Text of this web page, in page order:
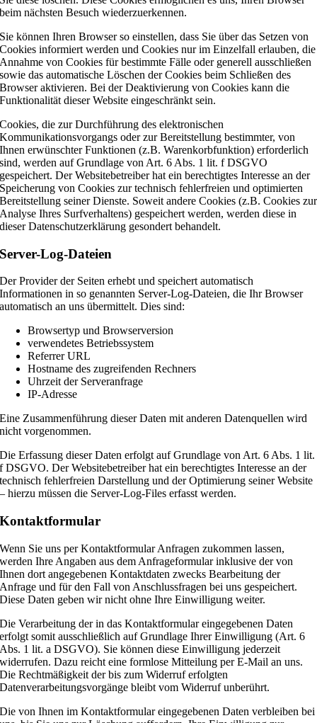
beim nächsten Besuch wiederzuerkennen.
Sie können Ihren Browser so einstellen, dass Sie über das Setzen von
Cookies informiert werden und Cookies nur im Einzelfall erlauben, die
Annahme von Cookies für bestimmte Fälle oder generell ausschließen
sowie das automatische Löschen der Cookies beim Schließen des
Browser aktivieren. Bei der Deaktivierung von Cookies kann die
Funktionalität dieser Website eingeschränkt sein.
Cookies, die zur Durchführung des elektronischen
Kommunikationsvorgangs oder zur Bereitstellung bestimmter, von
Ihnen erwünschter Funktionen (z.B. Warenkorbfunktion) erforderlich
sind, werden auf Grundlage von Art. 6 Abs. 1 lit. f DSGVO
gespeichert. Der Websitebetreiber hat ein berechtigtes Interesse an der
Speicherung von Cookies zur technisch fehlerfreien und optimierten
Bereitstellung seiner Dienste. Soweit andere Cookies (z.B. Cookies zur
Analyse Ihres Surfverhaltens) gespeichert werden, werden diese in
dieser Datenschutzerklärung gesondert behandelt.
Server-Log-Dateien
Der Provider der Seiten erhebt und speichert automatisch
Informationen in so genannten Server-Log-Dateien, die Ihr Browser
automatisch an uns übermittelt. Dies sind:
Browsertyp und Browserversion
verwendetes Betriebssystem
Referrer URL
Hostname des zugreifenden Rechners
Uhrzeit der Serveranfrage
IP-Adresse
Eine Zusammenführung dieser Daten mit anderen Datenquellen wird
nicht vorgenommen.
Die Erfassung dieser Daten erfolgt auf Grundlage von Art. 6 Abs. 1 lit.
f DSGVO. Der Websitebetreiber hat ein berechtigtes Interesse an der
technisch fehlerfreien Darstellung und der Optimierung seiner Website
– hierzu müssen die Server-Log-Files erfasst werden.
Kontaktformular
Wenn Sie uns per Kontaktformular Anfragen zukommen lassen,
werden Ihre Angaben aus dem Anfrageformular inklusive der von
Ihnen dort angegebenen Kontaktdaten zwecks Bearbeitung der
Anfrage und für den Fall von Anschlussfragen bei uns gespeichert.
Diese Daten geben wir nicht ohne Ihre Einwilligung weiter.
Die Verarbeitung der in das Kontaktformular eingegebenen Daten
erfolgt somit ausschließlich auf Grundlage Ihrer Einwilligung (Art. 6
Abs. 1 lit. a DSGVO). Sie können diese Einwilligung jederzeit
widerrufen. Dazu reicht eine formlose Mitteilung per E-Mail an uns.
Die Rechtmäßigkeit der bis zum Widerruf erfolgten
Datenverarbeitungsvorgänge bleibt vom Widerruf unberührt.
Die von Ihnen im Kontaktformular eingegebenen Daten verbleiben bei